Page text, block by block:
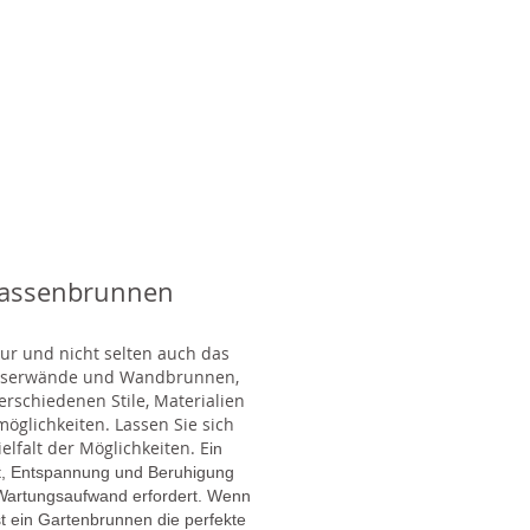
und nicht selten auch das
und Wandbrunnen,
Stile, Materialien
Lassen Sie sich
der Möglichkeiten. Ein
Entspannung und Beruhigung
erfordert. Wenn
ein Gartenbrunnen die perfekte